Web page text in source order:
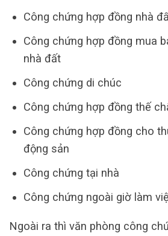
Công chứng hợp đồng nhà
Công chứng hợp đồng mua
nhà đất
Công chứng di chúc
Công chứng hợp đồng thế
Công chứng hợp đồng cho
động sản
Công chứng tại nhà
Công chứng ngoài giờ làm
Ngoài ra thì văn phòng công